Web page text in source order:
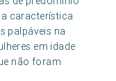
característica
palpáveis na
em idade
não foram